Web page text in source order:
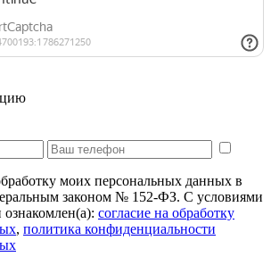
моих персональных данных в
законом № 152-ФЗ. С условиями
cогласие на обработку
, политика конфиденциальности